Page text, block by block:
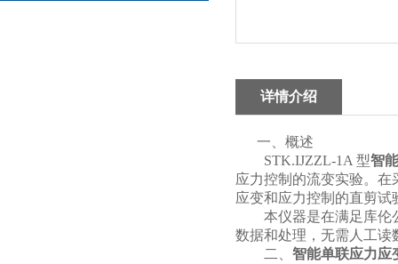
详情介绍
一、概述
STK.IJZZL-1A 型智
应力控制的流变实验。
应变和应力控制的直剪
本仪器是在满足库伦公
数据和处理，无需人工读
二、 智能单联应力应